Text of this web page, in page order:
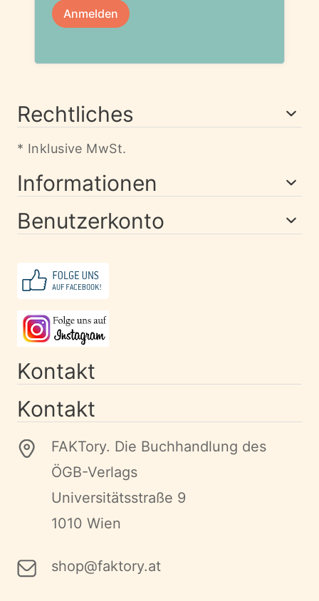
Rechtliches
* Inklusive MwSt.
Informationen
Benutzerkonto
Kontakt
Kontakt
FAKTory. Die Buchhandlung des
ÖGB-Verlags
Universitätsstraße 9
1010 Wien
shop@faktory.at